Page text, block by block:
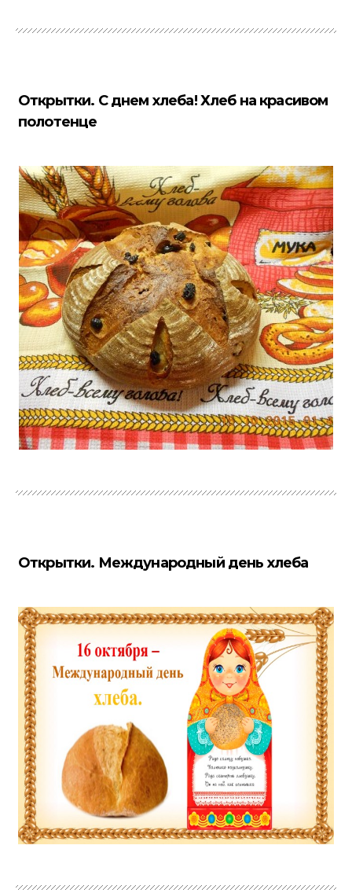
Открытки. С днем хлеба! Хлеб на красивом
полотенце
Открытки. Международный день хлеба